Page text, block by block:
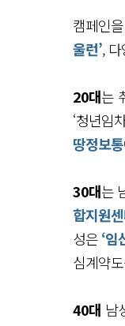
캠페인
울런’,
20대는
‘청년임
땅정보통
30대는
합지원센
성은‘임
심계약
40대 남